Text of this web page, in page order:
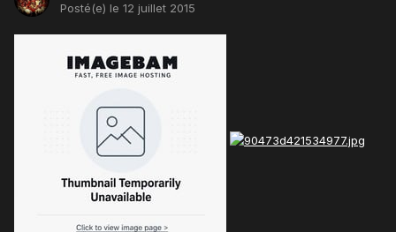
Posté(e) le 12 juillet 2015